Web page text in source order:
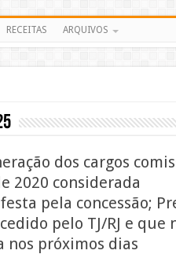
RECEITAS ARQUIVOS
dos cargos
2020 considerada
pela concessão;
pelo TJ/RJ e que
nos próximos dias